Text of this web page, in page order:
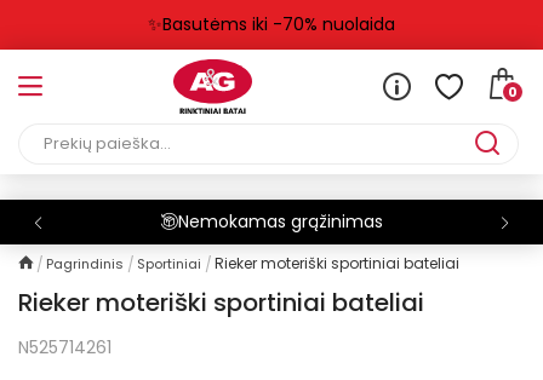
✨Basutėms iki -70% nuolaida
0
Nemokamas grąžinimas
Pagrindinis Sportiniai Rieker moteriški sportiniai bateliai
Rieker moteriški sportiniai bateliai
N525714261